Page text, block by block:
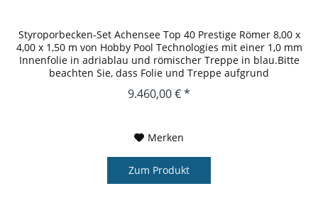
Styroporbecken-Set Achensee Top 40 Prestige Römer 8,00 x
4,00 x 1,50 m von Hobby Pool Technologies mit einer 1,0 mm
Innenfolie in adriablau und römischer Treppe in blau.Bitte
beachten Sie, dass Folie und Treppe aufgrund
unterschiedlicher...
9.460,00 € *
Merken
Zum Produkt